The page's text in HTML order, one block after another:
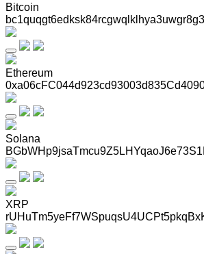
Bitcoin
Ethereum
Solana
XRP